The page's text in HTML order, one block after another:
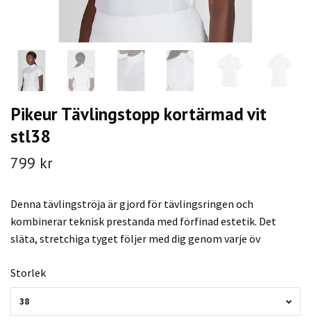
Pikeur Tävlingstopp kortärmad vit
stl38
799 kr
Denna tävlingströja är gjord för tävlingsringen och
kombinerar teknisk prestanda med förfinad estetik. Det
släta, stretchiga tyget följer med dig genom varje öv
Storlek
38